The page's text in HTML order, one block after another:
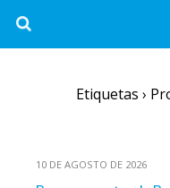
Etiquetas ›
10 DE AGOSTO DE 2026